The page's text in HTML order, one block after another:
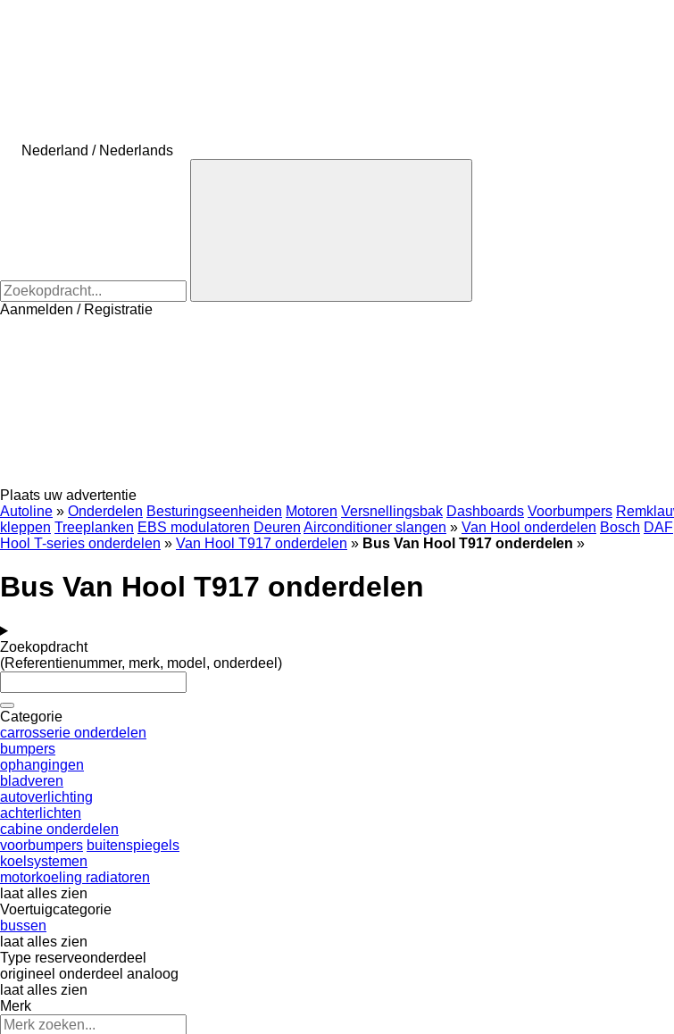
Nederland / Nederlands
Aanmelden / Registratie
Plaats uw advertentie
Autoline » Onderdelen Besturingseenheiden Motoren Versnellingsbak Dashboards Voorbumpers
kleppen Treeplanken EBS modulatoren Deuren Airconditioner slangen » Van Hool onderdelen Bosch DAF
Hool T-series onderdelen » Van Hool T917 onderdelen » Bus Van Hool T917 onderdelen »
Bus Van Hool T917 onderdelen
Zoekopdracht
(Referentienummer, merk, model, onderdeel)
Categorie
carrosserie onderdelen
bumpers
ophangingen
bladveren
autoverlichting
achterlichten
cabine onderdelen
voorbumpers buitenspiegels
koelsystemen
motorkoeling radiatoren
laat alles zien
Voertuigcategorie
bussen
laat alles zien
Type reserveonderdeel
origineel onderdeel analoog
laat alles zien
Merk